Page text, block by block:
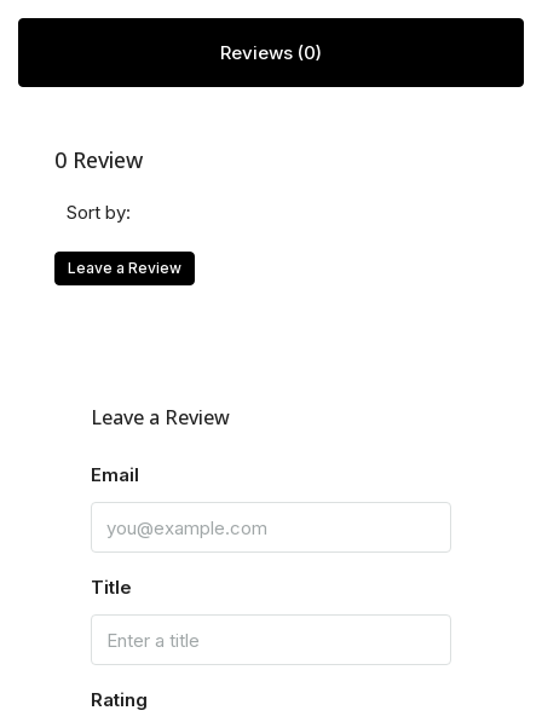
Reviews (0)
0 Review
Sort by:
Leave a Review
Leave a Review
Email
Title
Rating